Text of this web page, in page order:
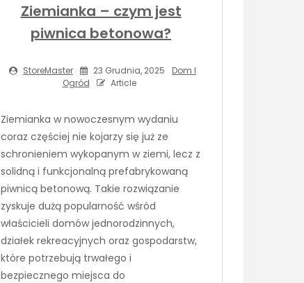
Ziemianka – czym jest
piwnica betonowa?
StoreMaster 23 Grudnia, 2025
Dom I
Ogród
Article
Ziemianka w nowoczesnym wydaniu
coraz częściej nie kojarzy się już ze
schronieniem wykopanym w ziemi, lecz z
solidną i funkcjonalną prefabrykowaną
piwnicą betonową. Takie rozwiązanie
zyskuje dużą popularność wśród
właścicieli domów jednorodzinnych,
działek rekreacyjnych oraz gospodarstw,
które potrzebują trwałego i
bezpiecznego miejsca do